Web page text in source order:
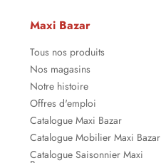
Maxi Bazar
Tous nos produits
Nos magasins
Notre histoire
Offres d'emploi
Catalogue Maxi Bazar
Catalogue Mobilier Maxi Bazar
Catalogue Saisonnier Maxi